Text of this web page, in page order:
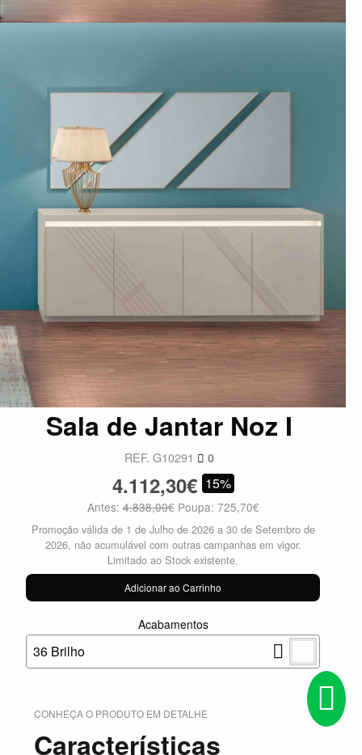
Sala de Jantar Noz I
REF. G10291 0
4.112,30€ 15%
Antes:4.838,00€ Poupa: 725,70€
Promoção válida de 1 de Julho de 2026 a 30 de Setembro de
2026, não acumulável com outras campanhas em vigor.
Limitado ao Stock existente.
Adicionar ao Carrinho
Acabamentos
36 Brilho
CONHEÇA O PRODUTO EM DETALHE
Características